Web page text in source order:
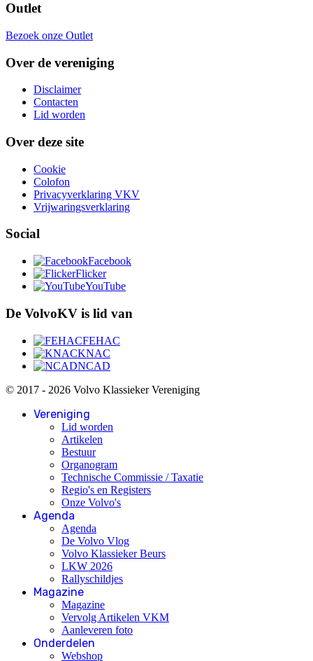
Outlet
Bezoek onze Outlet
Over de vereniging
Disclaimer
Contacten
Lid worden
Over deze site
Cookie
Colofon
Privacyverklaring VKV
Vrijwaringsverklaring
Social
Facebook
Flicker
YouTube
De VolvoKV is lid van
FEHAC
KNAC
NCAD
© 2017 - 2026 Volvo Klassieker Vereniging
Vereniging
Lid worden
Artikelen
Bestuur
Organogram
Technische Commissie / Taxatie
Regio's en Registers
Onze Volvo's
Agenda
Agenda
De Volvo Vlog
Volvo Klassieker Beurs
LKW 2026
Rallyschildjes
Magazine
Magazine
Vervolg Artikelen VKM
Aanleveren foto
Onderdelen
Webshop